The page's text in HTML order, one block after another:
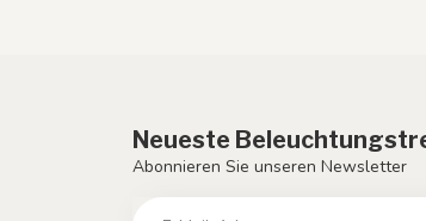
Neueste
Abonnieren Sie unseren Newsletter